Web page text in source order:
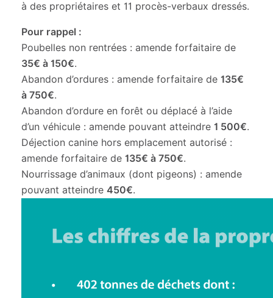
à des propriétaires et 11 procès-verbaux dressés.
Pour rappel :
Poubelles non rentrées : amende forfaitaire de
35€ à 150€.
Abandon d’ordures : amende forfaitaire de135€
à 750€.
Abandon d’ordure en forêt ou déplacé à l’aide
d’un véhicule : amende pouvant atteindre1 500€.
Déjection canine hors emplacement autorisé :
amende forfaitaire de135€ à 750€.
Nourrissage d’animaux (dont pigeons) : amende
pouvant atteindre450€.